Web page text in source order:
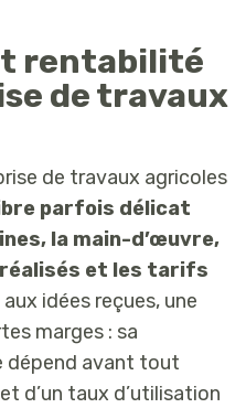
rentabilité
de travaux
de travaux agricoles
parfois délicat
la main-d’œuvre,
et les tarifs
idées reçues, une
marges : sa
dépend avant tout
d’un taux d’utilisation